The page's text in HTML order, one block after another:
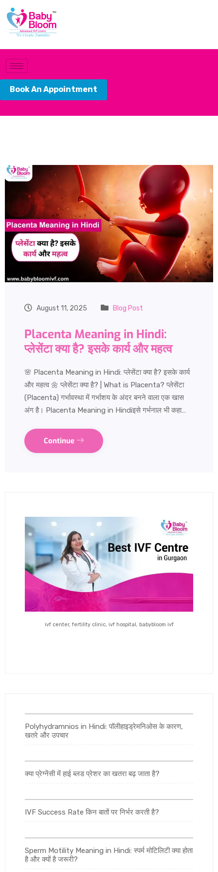
Book An Appointment
August 11, 2025 Blog Post
Placenta Meaning in Hindi:
प्लेसेंटा क्या है? इसके कार्य और महत्व
🌸 Placenta Meaning in Hindi: प्लेसेंटा क्या है? इसके कार्य
और महत्व 🌼 प्लेसेंटा क्या है? | What is Placenta? प्लेसेंटा
(Placenta) गर्भावस्था में गर्भाशय के अंदर बनने वाला एक खास
अंग है। Placenta Meaning in Hindiइसे गर्भनाल भी कहा…
Continue
ivf center, fertility clinic, ivf hospital, babybloom ivf
Polyhydramnios in Hindi: पॉलीहाइड्रेमनिओस के कारण,
खतरे और उपचार
क्या प्रेग्नेंसी में हाई ब्लड प्रेशर का खतरा बढ़ जाता है?
IVF Success Rate किन बातों पर निर्भर करती है?
Sperm Motility Meaning in Hindi: स्पर्म मोटिलिटी क्या होता
है और क्यों है जरूरी?